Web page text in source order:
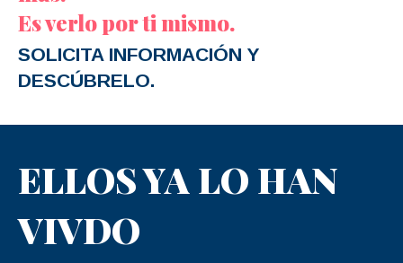
Es verlo por ti mismo.
SOLICITA INFORMACIÓN Y
DESCÚBRELO.
ELLOS YA LO HAN
VIVDO